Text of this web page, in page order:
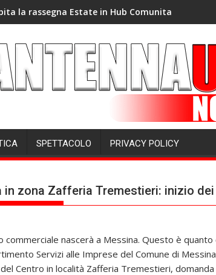
la rassegna Estate in Hub Comunita
SPETTACOLO PRIVACY POLICY
zona Zafferia Tremestieri: inizio
commerciale nascerà a Messina. Questo è
Servizi alle Imprese del Comune di
Centro in località Zafferia Tremestieri,